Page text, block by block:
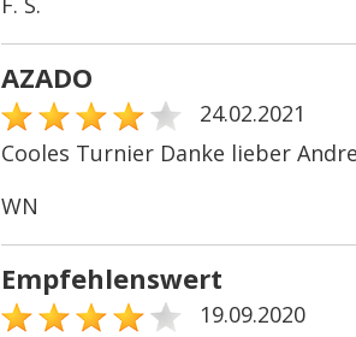
AZADO
24.02.2021
Cooles Turnier Danke lieber
WN
Empfehlenswert
19.09.2020